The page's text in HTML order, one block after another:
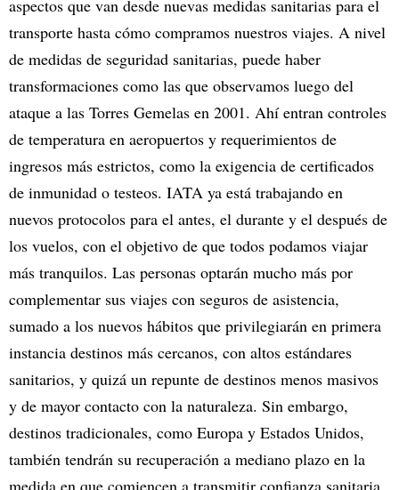
aspectos que van desde nuevas medidas sanitarias para el
transporte hasta cómo compramos nuestros viajes. A nivel
de medidas de seguridad sanitarias, puede haber
transformaciones como las que observamos luego del
ataque a las Torres Gemelas en 2001. Ahí entran controles
de temperatura en aeropuertos y requerimientos de
ingresos más estrictos, como la exigencia de certificados
de inmunidad o testeos. IATA ya está trabajando en
nuevos protocolos para el antes, el durante y el después de
los vuelos, con el objetivo de que todos podamos viajar
más tranquilos. Las personas optarán mucho más por
complementar sus viajes con seguros de asistencia,
sumado a los nuevos hábitos que privilegiarán en primera
instancia destinos más cercanos, con altos estándares
sanitarios, y quizá un repunte de destinos menos masivos
y de mayor contacto con la naturaleza. Sin embargo,
destinos tradicionales, como Europa y Estados Unidos,
también tendrán su recuperación a mediano plazo en la
medida en que comiencen a transmitir confianza sanitaria.